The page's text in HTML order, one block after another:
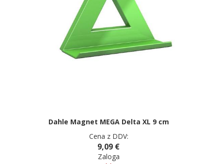
Dahle Magnet MEGA Delta XL 9 cm
Cena z DDV:
9,09 €
Zaloga